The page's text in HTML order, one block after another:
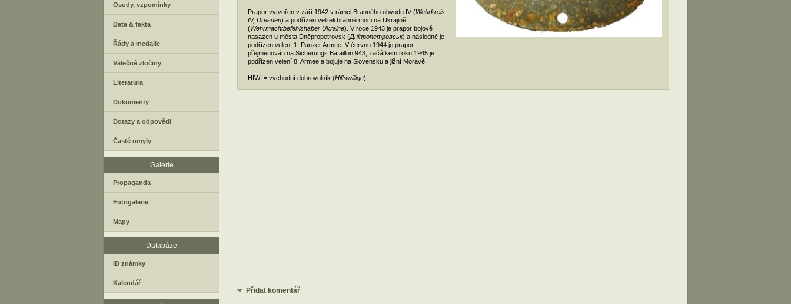
Prapor vytvořen v září 1942 v rámci Branného obvodu IV (Wehrkreis
IV, Dresden) a podřízen veliteli branné moci na Ukrajině
(Wehrmachtbefehlshaber Ukraine). V roce 1943 je prapor bojově
nasazen u města Dněpropetrovsk (Дніпропетровськ) a následně je
podřízen velení 1. Panzer Armee. V červnu 1944 je prapor
přejmenován na Sicherungs Bataillon 943, začátkem roku 1945 je
podřízen velení 8. Armee a bojuje na Slovensku a jižní Moravě.
HIWI = východní dobrovolník (Hilfswillige)
Přidat komentář
Osudy, vzpomínky
Data & fakta
Řády a medaile
Válečné zločiny
Literatura
Dokumenty
Dotazy a odpovědi
Časté omyly
Galerie
Propaganda
Fotogalerie
Mapy
Databáze
ID známky
Kalendář